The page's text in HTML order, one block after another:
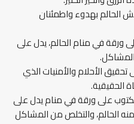
الحالم بهدوء واطمئنان
ورقة في منام الحالم، يدل على
الأحلام والأمنيات الذي
الحقيقية.
على ورقة في منام يدل على
الحالم، والتخلص من المشاكل